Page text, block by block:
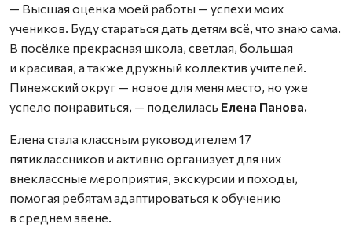
— Высшая оценка моей работы — успехи моих
учеников. Буду стараться дать детям всё, что знаю сама.
В посёлке прекрасная школа, светлая, большая
и красивая, а также дружный коллектив учителей.
Пинежский округ — новое для меня место, но уже
успело понравиться, — поделилась Елена Панова.
Елена стала классным руководителем 17
пятиклассников и активно организует для них
внеклассные мероприятия, экскурсии и походы,
помогая ребятам адаптироваться к обучению
в среднем звене.